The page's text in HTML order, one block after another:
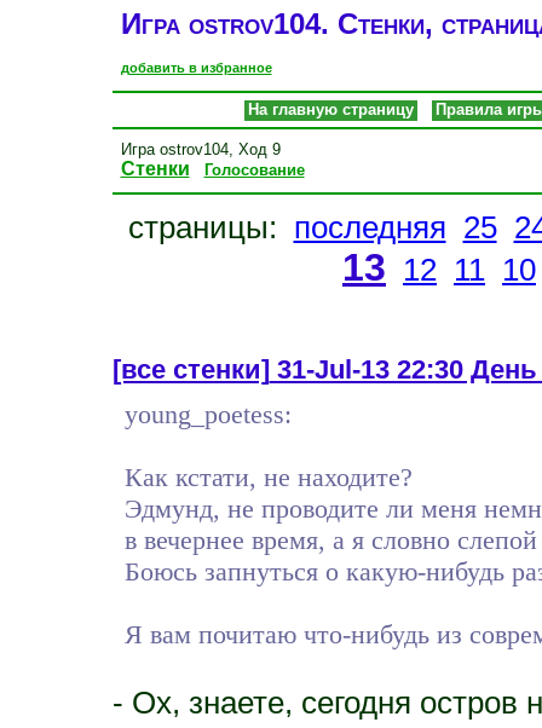
Игра ostrov104. Стенки,
добавить в избранное
На главную страницу Правила
Игра ostrov104, Ход 9
Стенки Голосование
страницы: последняя 25
13 12 11 10
[все стенки]31-Jul-13 22:30
young_poetess:
Как кстати, не находите?
Эдмунд, не проводите ли меня
в вечернее время, а я словно
Боюсь запнуться о какую-нибудь
Я вам почитаю что-нибудь из
- Ох, знаете, сегодня